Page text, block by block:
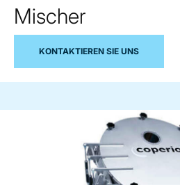
Mischer
KONTAKTIEREN SIE UNS